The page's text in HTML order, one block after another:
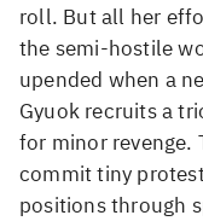
roll. But all her
the semi-hostile
upended when a
Gyuok recruits a
for minor revenge.
commit tiny
positions through